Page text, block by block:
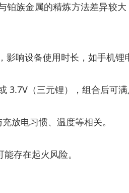
族金属的精炼方法差异较
响设备使用时长，如手机锂
3.7V（三元锂），组合后可
放电习惯、温度等相关。
存在起火风险。